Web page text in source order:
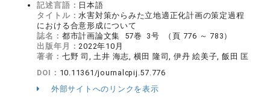
記述言語： 日本語
タイトル：水害対策からみた立地適正化計画の策定過程
における合意形成について
誌名： 都市計画論文集 57巻 3号 （頁 776 ～ 783）
出版年月：2022年10月
著者： 七野 司, 土井 海志, 横田 隆司, 伊丹 絵美子, 飯田 匡
DOI： 10.11361/journalcpij.57.776
外部サイトへのリンクを表示